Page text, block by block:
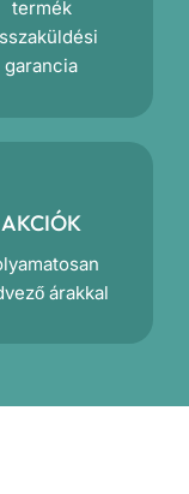
termék
garancia
AKCIÓK
árakkal